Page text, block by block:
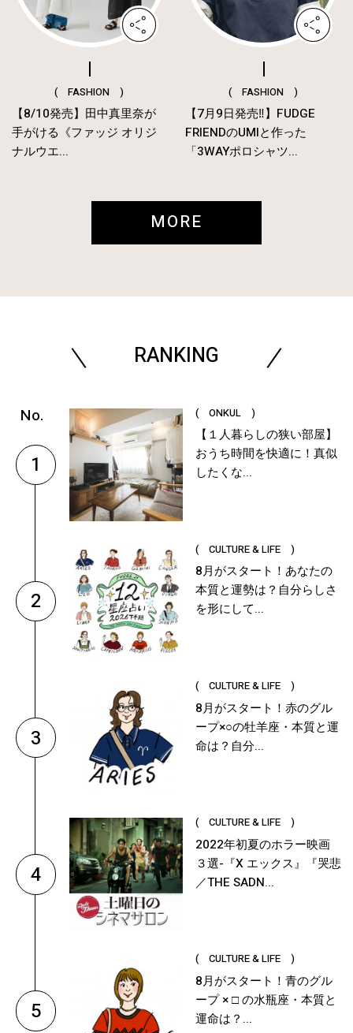
( FASHION )
【8/10発売】田中真里奈が
手がける《ファッジ オリジ
ナルウエ...
( FASHION )
【7月9日発売‼︎】FUDGE
FRIENDのUMIと作った
「3WAYポロシャツ...
MORE
RANKING
1
( ONKUL )
【１人暮らしの狭い部屋】
おうち時間を快適に！真似
したくな...
2
( CULTURE & LIFE )
8月がスタート！あなたの
本質と運勢は？自分らしさ
を形にして...
3
( CULTURE & LIFE )
8月がスタート！赤のグル
ープ×○の牡羊座・本質と運
命は？自分...
4
( CULTURE & LIFE )
2022年初夏のホラー映画
３選-『X エックス』『哭悲
／THE SADN...
5
( CULTURE & LIFE )
8月がスタート！青のグル
ープ × □ の水瓶座・本質と
運命は？...